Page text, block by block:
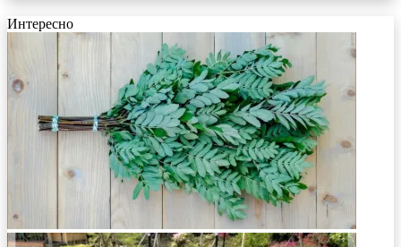
Интересно